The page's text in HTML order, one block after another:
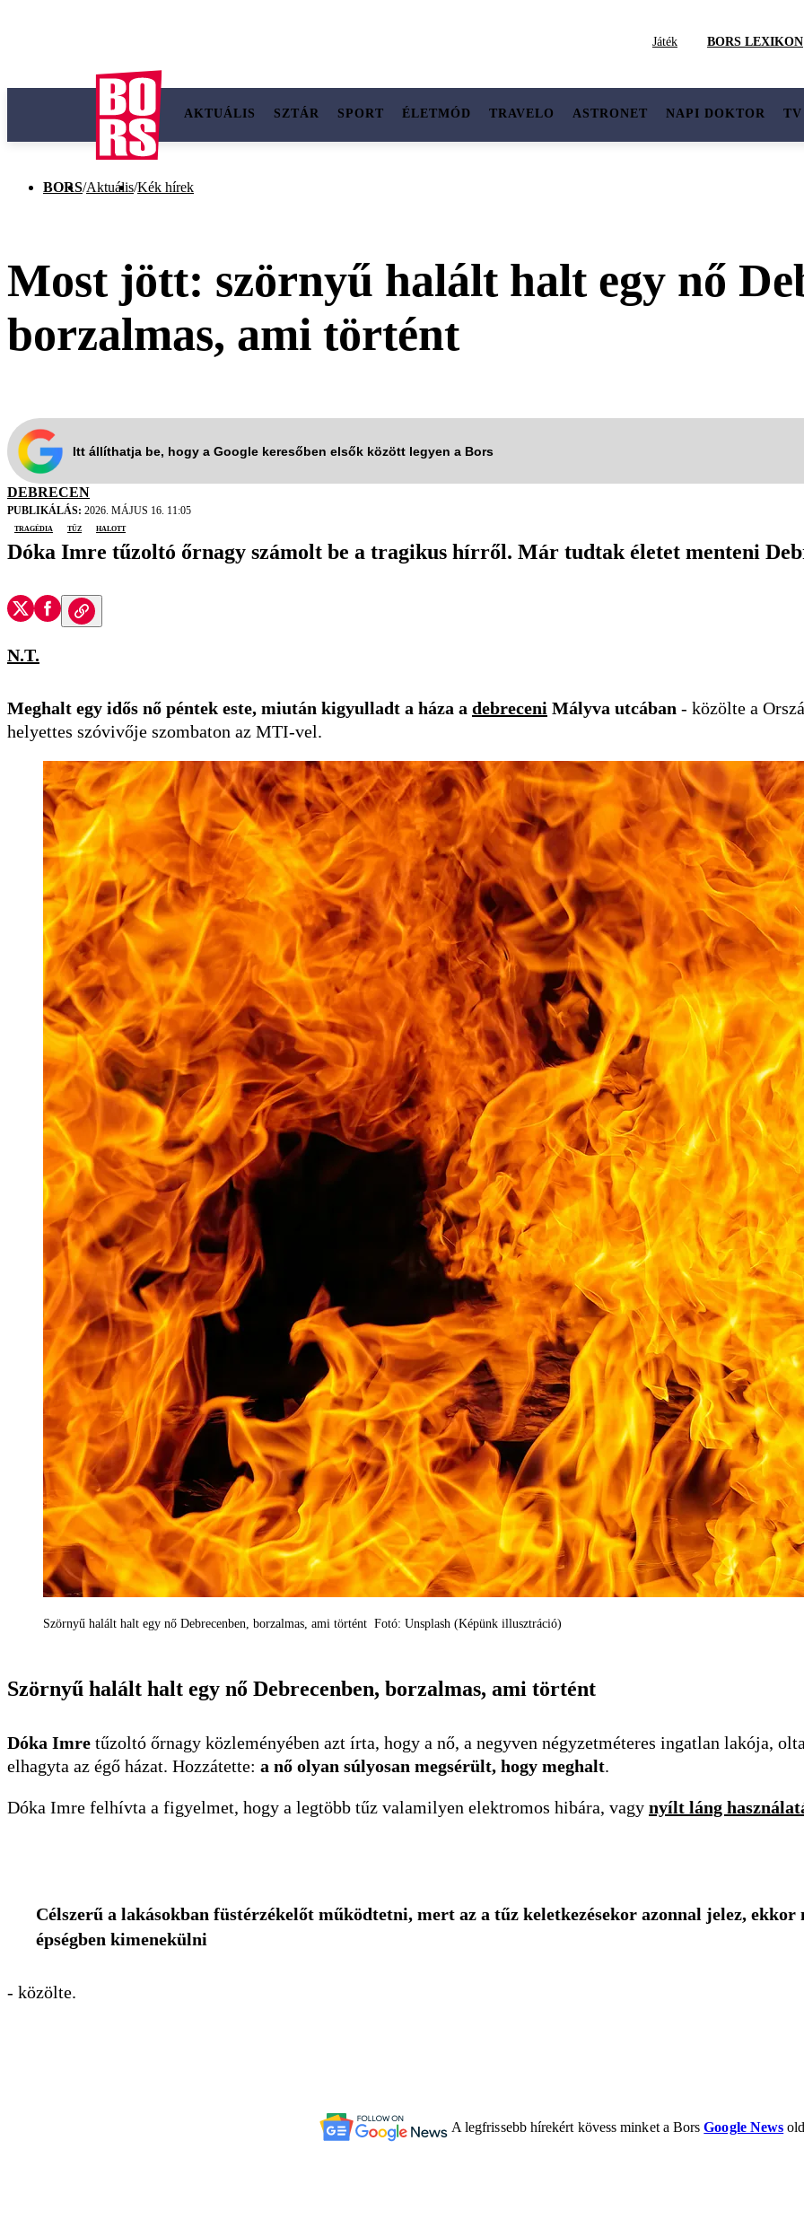
Játék BORS LEXIKON
AKTUÁLIS SZTÁR SPORT ÉLETMÓD TRAVELO ASTRONET NAPI DOKTOR TV
BORS/Aktuális/Kék hírek
Most jött: szörnyű halált halt egy nő
borzalmas, ami történt
Itt állíthatja be, hogy a Google keresőben elsők között legyen a Bors
DEBRECEN
PUBLIKÁLÁS: 2026. MÁJUS 16. 11:05
tragédia
tűz halott
Dóka Imre tűzoltó őrnagy számolt be a tragikus hírről. Már tudtak életet menteni
N.T.
Meghalt egy idős nő péntek este, miután kigyulladt a háza a debreceni Mályva utcában - közölte a
helyettes szóvivője szombaton az MTI-vel.
Szörnyű halált halt egy nő Debrecenben, borzalmas, ami történt Fotó: Unsplash (Képünk illusztráció)
Szörnyű halált halt egy nő Debrecenben, borzalmas, ami történt
Dóka Imre tűzoltó őrnagy közleményében azt írta, hogy a nő, a negyven négyzetméteres ingatlan lakója,
elhagyta az égő házat. Hozzátette: a nő olyan súlyosan megsérült, hogy meghalt.
Dóka Imre felhívta a figyelmet, hogy a legtöbb tűz valamilyen elektromos hibára, vagy nyílt láng
Célszerű a lakásokban füstérzékelőt működtetni, mert az a tűz keletkezésekor azonnal jelez, ekkor
épségben kimenekülni
- közölte.
A legfrissebb hírekért kövess minket a BorsGoogle News